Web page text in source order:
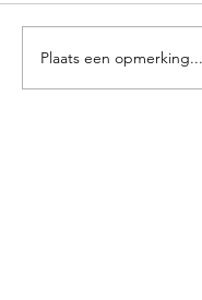
Plaats een opmerking...